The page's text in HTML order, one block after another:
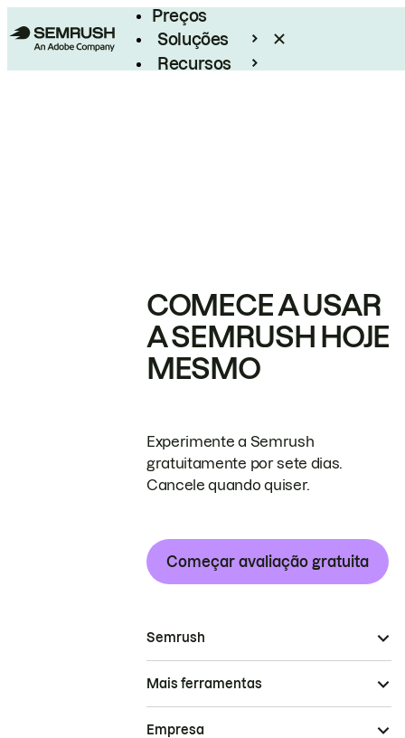
Preços
Soluções
Recursos
COMECE A USAR
A SEMRUSH HOJE
MESMO
Experimente a Semrush
gratuitamente por sete dias.
Cancele quando quiser.
Começar avaliação gratuita
Semrush
Mais ferramentas
Empresa